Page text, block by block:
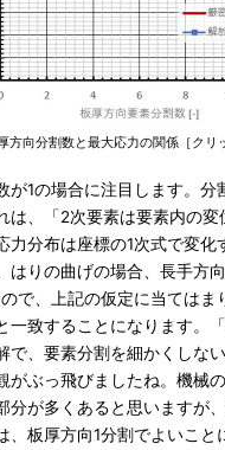
方向分割数と最大応力の関係［クリ
1の場合に注目します。分
は、「2次要素は要素内の変
力分布は座標の1次式で変化
はりの曲げの場合、長手方
で、上記の仮定に当てはま
一致することになります。
で、要素分割を細かくしな
がぶっ飛びましたね。機械
分が多くあると思いますが
、板厚方向1分割でよいこと